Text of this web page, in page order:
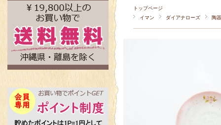
トップページ
イマン
ダイアナローズ 陶器